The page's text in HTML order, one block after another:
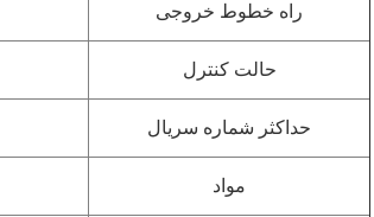
راه خطوط خروجی
حالت کنترل
حداکثر شماره سریال
مواد